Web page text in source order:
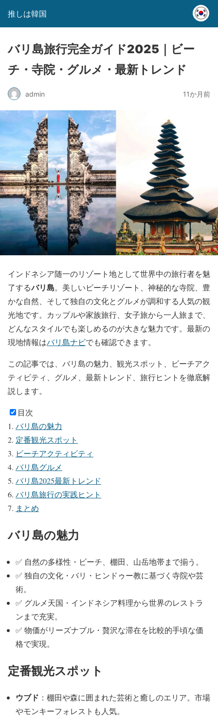
推しは韓国
バリ島旅行完全ガイド2025｜ビー
チ・寺院・グルメ・最新トレンド
admin 11か月前
インドネシア随一のリゾート地として世界中の旅行者を魅
了するバリ島。美しいビーチリゾート、神秘的な寺院、豊
かな自然、そして独自の文化とグルメが調和する人気の観
光地です。カップルや家族旅行、女子旅から一人旅まで、
どんなスタイルでも楽しめるのが大きな魅力です。最新の
現地情報はバリ島ナビでも確認できます。
この記事では、バリ島の魅力、観光スポット、ビーチアク
ティビティ、グルメ、最新トレンド、旅行ヒントを徹底解
説します。
目次
バリ島の魅力
定番観光スポット
ビーチアクティビティ
バリ島グルメ
バリ島2025最新トレンド
バリ島旅行の実践ヒント
まとめ
バリ島の魅力
✅ 自然の多様性・ビーチ、棚田、山岳地帯まで揃う。
✅ 独自の文化・バリ・ヒンドゥー教に基づく寺院や芸
術。
✅ グルメ天国・インドネシア料理から世界のレストラ
ンまで充実。
✅ 物価がリーズナブル・贅沢な滞在を比較的手頃な価
格で実現。
定番観光スポット
ウブド ：棚田や森に囲まれた芸術と癒しのエリア。市場
やモンキーフォレストも人気。